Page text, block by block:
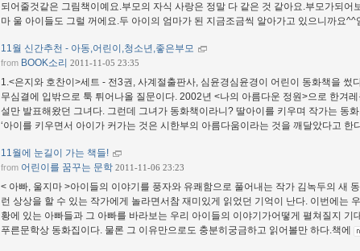
되어줄것같은 그림책이예요.부모의 자식 사랑은 정말 다 같은 것 같아요.부모가되어
마 울 아이들도 그럴 꺼에요.두 아이의 엄마가 된 지금조금씩 알아가고 있으니까요^^
11월 신간추천 - 아동,어린이,청소년,좋은부모
from BOOK소리 2011-11-05 23:35
1.<은지와 호찬이>세트 - 전3권, 사계절출판사, 심윤경심윤경이 어린이 동화책을 썼
무심결에 입밖으로 툭 튀어나올 질문이다. 2002년 <나의 아름다운 정원>으로 한겨
설만 발표해왔던 그녀다. 그런데 그녀가 동화책이라니? 딸아이를 키우며 작가는 동
‘아이를 키우면서 아이가 커가는 것은 시한부의 아름다움이라는 것을 깨달았다고 한
11월에 눈길이 가는 책들!
from 어린이를 꿈꾸는 문학 2011-11-06 23:23
< 아빠, 울지마 >아이들의 이야기를 풍자와 유쾌함으로 풀어내는 작가 김녹두의 새
런 상상을 할 수 있는 작가에게 놀라면서참 재미있게 읽었던 기억이 난다. 이번에는
황에 있는 아빠들과 그 아빠를 바라보는 우리 아이들의 이야기가어떻게 펼쳐질지 기
푸른문학상 동화집이다. 물론 그 이유만으로도 충분히궁금하고 읽어볼만 하다.책에